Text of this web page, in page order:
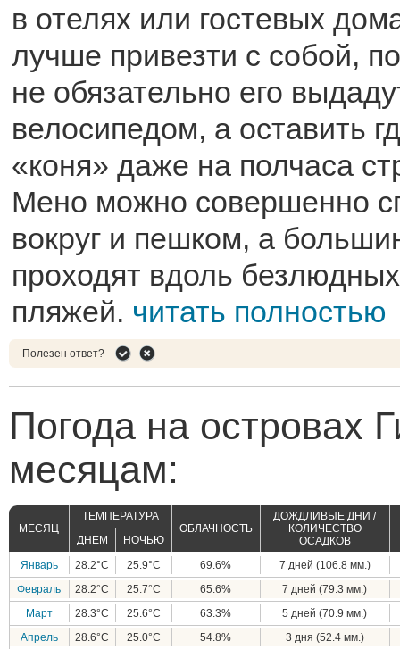
в отелях или гостевых
лучше привезти с собой,
не обязательно его
велосипедом, а оставить
«коня» даже на полчаса
Мено можно совершенно
вокруг и пешком, а
проходят вдоль
пляжей. читать полностью
Полезен ответ?
Погода на островах
месяцам:
МЕСЯЦ
ТЕМПЕРАТУРА
ОБЛАЧНОСТЬ
ДОЖДЛИВЫЕ ДНИ /
КОЛИЧЕСТВО
ОСАДКОВ
ДНЕМ
НОЧЬЮ
Январь
28.2°C 25.9°C 69.6%
7 дней (106.8 мм.)
Февраль
28.2°C 25.7°C 65.6%
7 дней (79.3 мм.)
Март
28.3°C 25.6°C 63.3%
5 дней (70.9 мм.)
Апрель
28.6°C 25.0°C 54.8% 3 дня (52.4 мм.)